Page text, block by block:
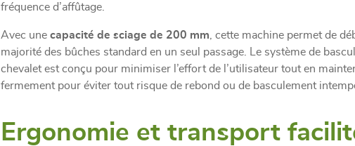
fréquence d’affûtage.
Avec une capacité de sciage de 200 mm , cette machine permet de
majorité des bûches standard en un seul passage. Le système de
chevalet est conçu pour minimiser l’effort de l’utilisateur tout en
fermement pour éviter tout risque de rebond ou de basculement
Ergonomie et transport